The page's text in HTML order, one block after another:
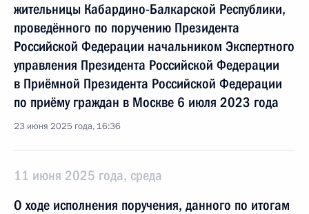
жительницы Кабардино-Балкарской Республики,
проведённого по поручению Президента
Российской Федерации начальником Экспертного
управления Президента Российской Федерации
в Приёмной Президента Российской Федерации
по приёму граждан в Москве 6 июля 2023 года
23 июня 2025 года, 16:36
11 июня 2025 года, среда
О ходе исполнения поручения, данного по итогам